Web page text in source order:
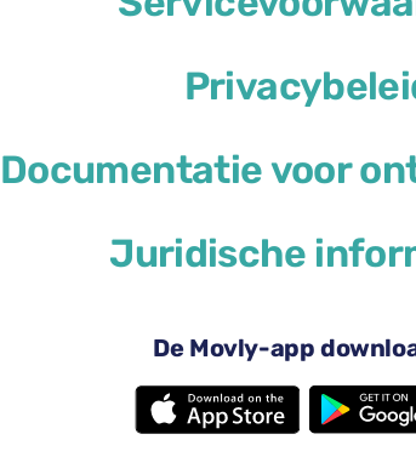
Documentatie voor
Juridische
De Movly-app
4 deuren
Bluetooth
Voeg handige